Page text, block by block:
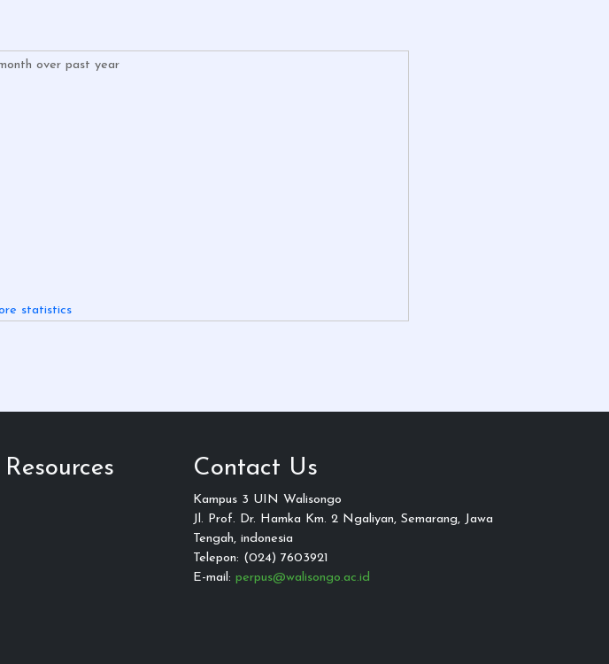
over past year
statistics
Contact Us
Kampus 3 UIN Walisongo
Jl. Prof. Dr. Hamka Km. 2 Ngaliyan, Semarang, Jawa
Tengah, indonesia
Telepon: (024) 7603921
E-mail: perpus@walisongo.ac.id